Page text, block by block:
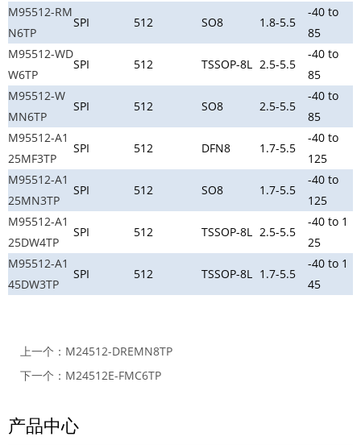
M95512-RM
N6TP
SPI 512 SO8 1.8-5.5
-40 to
85
M95512-WD
W6TP
SPI 512 TSSOP-8L 2.5-5.5
-40 to
85
M95512-W
MN6TP
SPI 512 SO8 2.5-5.5
-40 to
85
M95512-A1
25MF3TP
SPI 512 DFN8 1.7-5.5
-40 to
125
M95512-A1
25MN3TP
SPI 512 SO8 1.7-5.5
-40 to
125
M95512-A1
25DW4TP
SPI 512 TSSOP-8L 2.5-5.5
-40 to 1
25
M95512-A1
45DW3TP
SPI 512 TSSOP-8L 1.7-5.5
-40 to 1
45
上一个： M24512-DREMN8TP
下一个： M24512E-FMC6TP
产品中心